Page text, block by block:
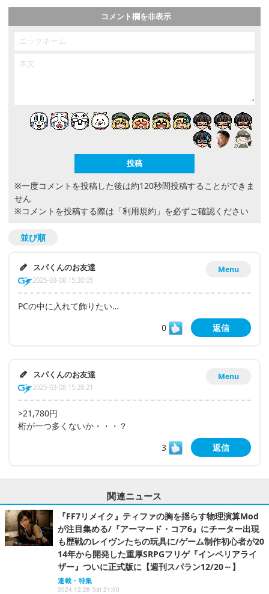
コメント欄を非表示
※一度コメントを投稿した後は約120秒間投稿することができま
せん
※コメントを投稿する際は 「利用規約」 を必ずご確認ください
並び順
Menu
スパくんのお友達
2025-03-08 15:30:05
PCの中に入れて飾りたい…
0
返信
Menu
スパくんのお友達
2025-03-08 15:28:21
>21,780円
桁が一つ多くないか・・・？
3
返信
関連ニュース
『FF7リメイク』ティファの胸を揺らす物理演算Mod
が注目集める/『アーマード・コア6』にチーター出現
も歴戦のレイヴンたちの玩具に/ゲーム制作初心者が20
14年から開発した重厚SRPGフリゲ『インペリアライ
ザー』ついに正式版に【週刊スパラン12/20～】
連載・特集
2024.12.28 Sat 21:00